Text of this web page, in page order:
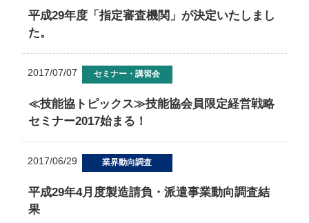
平成29年度「指定審査機関」が決定いたしまし
た。
2017/07/07 セミナー・講習会
≪技能協トピックス≫技能協会員限定経営戦略
セミナー2017始まる！
2017/06/29 業界動向調査
平成29年4月度製造請負・派遣事業動向調査結
果